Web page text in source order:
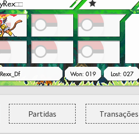
Partidas Transações